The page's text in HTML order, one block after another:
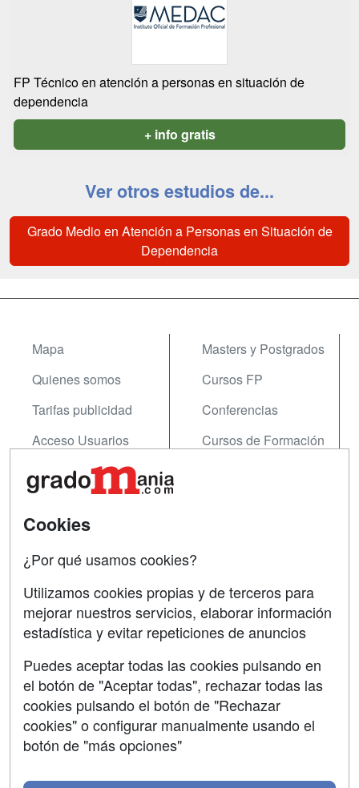
FP Técnico en atención a personas en situación de
dependencia
+ info gratis
Ver otros estudios de...
Grado Medio en Atención a Personas en Situación de
Dependencia
Mapa
Quienes somos
Tarifas publicidad
Acceso Usuarios
Acceso Centros
Masters y Postgrados
Cursos FP
Conferencias
Cursos de Formación
Contactar
Copyleft
Grupo formazion:
Cookies
¿Por qué usamos cookies?
Utilizamos cookies propias y de terceros para
mejorar nuestros servicios, elaborar información
estadística y evitar repeticiones de anuncios
Puedes aceptar todas las cookies pulsando en
el botón de "Aceptar todas", rechazar todas las
cookies pulsando el botón de "Rechazar
cookies" o configurar manualmente usando el
botón de "más opciones"